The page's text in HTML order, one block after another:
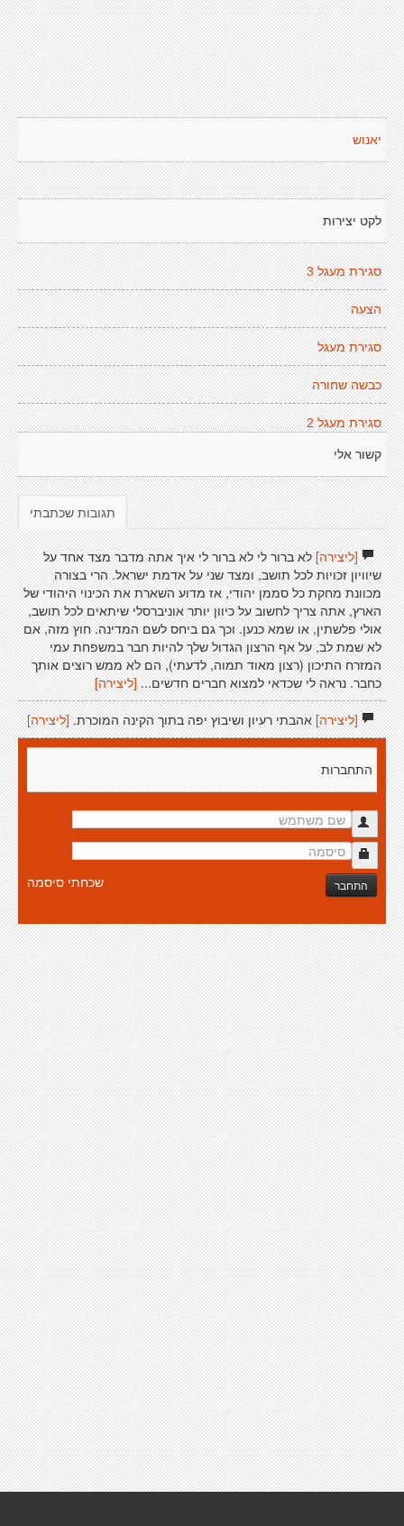
יאנוש
לקט יצירות
סגירת מעגל 3
הצעה
סגירת מעגל
כבשה שחורה
סגירת מעגל 2
קשור אלי
תגובות שכתבתי
[ליצירה]לא ברור לי לא ברור לי איך אתה מדבר מצד אחד על
שיוויון זכויות לכל תושב, ומצד שני על אדמת ישראל. הרי בצורה
מכוונת מחקת כל סממן יהודי, אז מדוע השארת את הכינוי היהודי של
הארץ, אתה צריך לחשוב על כיוון יותר אוניברסלי שיתאים לכל תושב,
אולי פלשתין, או שמא כנען. וכך גם ביחס לשם המדינה. חוץ מזה, אם
לא שמת לב, על אף הרצון הגדול שלך להיות חבר במשפחת עמי
המזרח התיכון (רצון מאוד תמוה, לדעתי), הם לא ממש רוצים אותך
כחבר. נראה לי שכדאי למצוא חברים חדשים...[ליצירה]
[ליצירה]אהבתי רעיון ושיבוץ יפה בתוך הקינה המוכרת. [ליצירה]
התחברות
התחבר שכחתי סיסמה